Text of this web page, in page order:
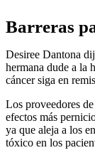
Barreras
Desiree Dantona
hermana dude a la
cáncer siga en
Los proveedores
efectos más
ya que aleja a los
tóxico en los